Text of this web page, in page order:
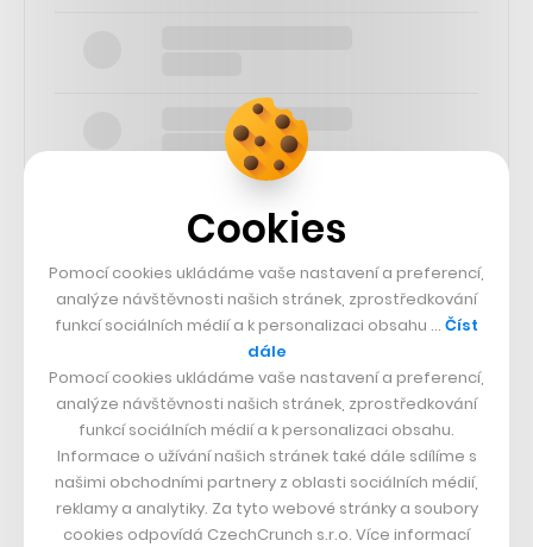
SLEDUJTE NÁS
25k
65k
Cookies
Pomocí cookies ukládáme vaše nastavení a preferencí,
analýze návštěvnosti našich stránek, zprostředkování
funkcí sociálních médií a k personalizaci obsahu … Číst
dále
Pomocí cookies ukládáme vaše nastavení a preferencí,
analýze návštěvnosti našich stránek, zprostředkování
funkcí sociálních médií a k personalizaci obsahu.
Informace o užívání našich stránek také dále sdílíme s
našimi obchodními partnery z oblasti sociálních médií,
reklamy a analytiky. Za tyto webové stránky a soubory
cookies odpovídá CzechCrunch s.r.o. Více informací